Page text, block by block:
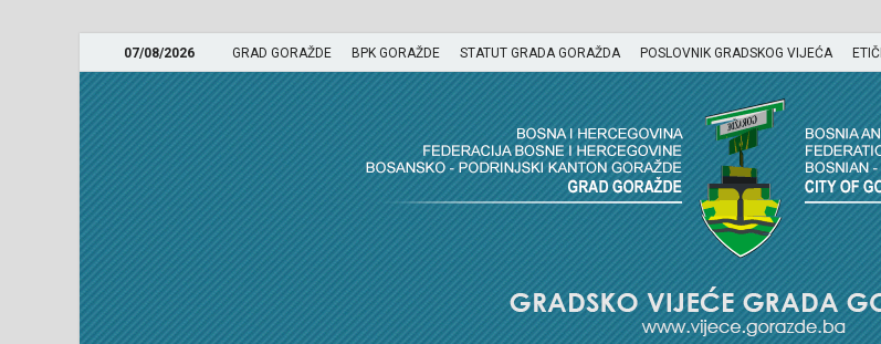
07/08/2026 GRAD GORAŽDE BPK GORAŽDE STATUT GRADA GORAŽDA POSLOVNIK GRADSKOG VIJEĆA
GRADSKO VIJEĆE GRADA GORAŽDA